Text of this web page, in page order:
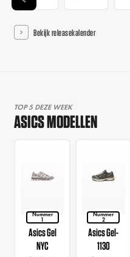
Bekijk releasekalender
TOP 5 DEZE WEEK
ASICS MODELLEN
Nummer
1
Asics Gel
NYC
Nummer
2
Asics Gel-
1130